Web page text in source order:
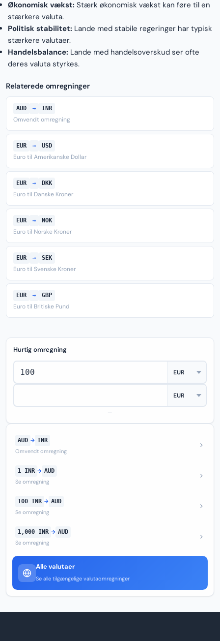
Økonomisk vækst: Stærk økonomisk vækst kan føre til en
stærkere valuta.
Politisk stabilitet: Lande med stabile regeringer har typisk
stærkere valutaer.
Handelsbalance: Lande med handelsoverskud ser ofte
deres valuta styrkes.
Relaterede omregninger
AUD → INR
Omvendt omregning
EUR → USD
Euro til Amerikanske Dollar
EUR → DKK
Euro til Danske Kroner
EUR → NOK
Euro til Norske Kroner
EUR → SEK
Euro til Svenske Kroner
EUR → GBP
Euro til Britiske Pund
Hurtig omregning
—
AUD → INR
Omvendt omregning
1 INR → AUD
Se omregning
100 INR → AUD
Se omregning
1,000 INR → AUD
Se omregning
Alle valutaer
Se alle tilgængelige valutaomregninger